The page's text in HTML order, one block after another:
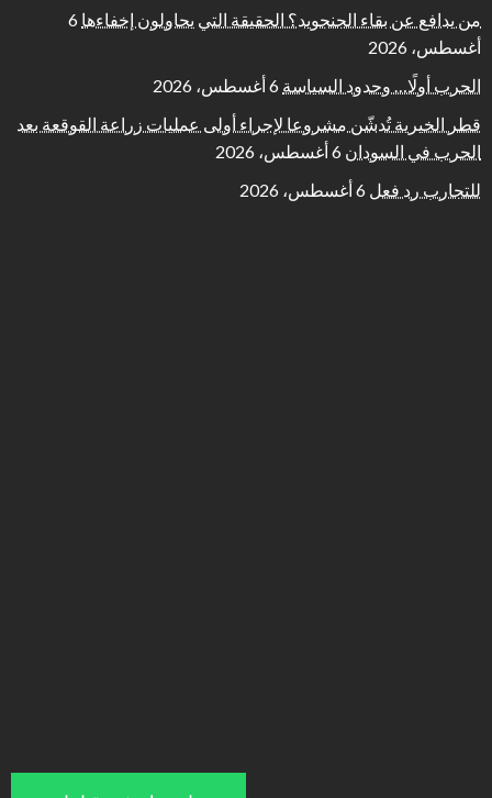
من يدافع عن بقاء الجنجويد؟ الحقيقة التي يحاولون إخفاءها 6
أغسطس، 2026
الحرب أولًا… وحدود السياسة 6 أغسطس، 2026
قطر الخيرية تُدشّن مشروعا لإجراء أولى عمليات زراعة القوقعة بعد
الحرب في السودان 6 أغسطس، 2026
للتجارب رد فعل 6 أغسطس، 2026